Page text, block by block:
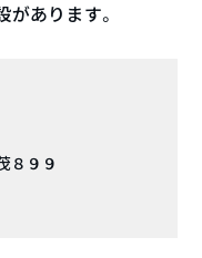
があります。
８９９